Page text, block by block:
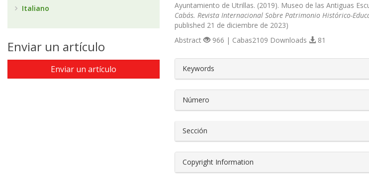
Ayuntamiento de Utrillas. (2019). Museo de las Antiguas
Cabás. Revista Internacional Sobre Patrimonio Histórico-
published 21 de diciembre de 2023)
Abstract 966 | Cabas2109 Downloads 81
Keywords
Número
Sección
Copyright Information
Italiano
Enviar un artículo
Enviar un artículo